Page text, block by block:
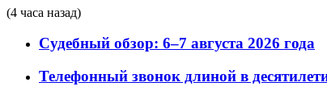
(4 часа назад)
Судебный обзор: 6–7 августа 2026 года
Телефонный звонок длиной в